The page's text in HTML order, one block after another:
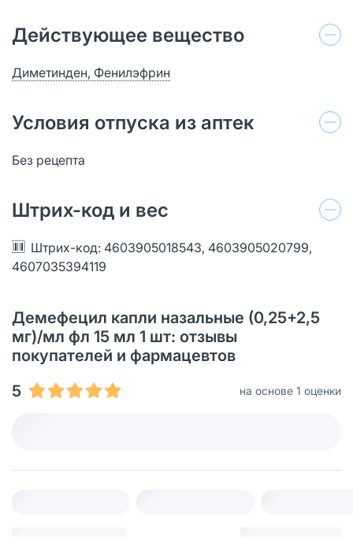
Действующее вещество
Диметинден, Фенилэфрин
Условия отпуска из аптек
Без рецепта
Штрих-код и вес
Штрих-код: 4603905018543, 4603905020799,
4607035394119
Демефецил капли назальные (0,25+2,5
мг)/мл фл 15 мл 1 шт: отзывы
покупателей и фармацевтов
5
на основе 1 оценки